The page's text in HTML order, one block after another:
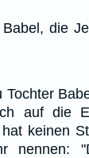
die
Tochter
auf die
keinen
nennen: